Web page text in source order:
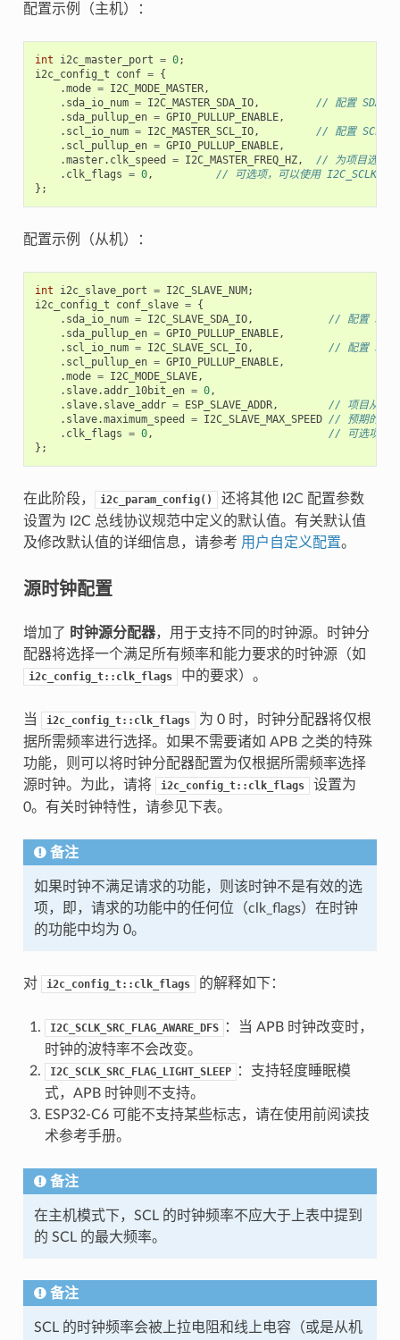
配置示例（主机）：
int i2c_master_port = 0;
i2c_config_t
conf = {
.mode = I2C_MODE_MASTER,
. sda_io_num = I2C_MASTER_SDA_IO,
// 配置 SDA 的
. sda_pullup_en = GPIO_PULLUP_ENABLE,
. scl_io_num = I2C_MASTER_SCL_IO,
// 配置 SCL 的
. scl_pullup_en = GPIO_PULLUP_ENABLE,
.master. clk_speed = I2C_MASTER_FREQ_HZ,
// 为项目选择频
. clk_flags = 0,
// 可选项，可以使用
};
配置示例（从机）：
int i2c_slave_port = I2C_SLAVE_NUM;
i2c_config_t
conf_slave = {
. sda_io_num = I2C_SLAVE_SDA_IO,
// 配置 SDA
. sda_pullup_en = GPIO_PULLUP_ENABLE,
. scl_io_num = I2C_SLAVE_SCL_IO,
// 配置 SCL
. scl_pullup_en = GPIO_PULLUP_ENABLE,
.mode = I2C_MODE_SLAVE,
. slave.addr_10bit_en = 0,
. slave. slave_addr = ESP_SLAVE_ADDR,
// 项目从机
. slave.maximum_speed = I2C_SLAVE_MAX_SPEED // 预期的最大
. clk_flags = 0,
// 可选项，可
};
在此阶段， i2c_param_config()
还将其他 I2C 配置参数
设置为 I2C 总线协议规范中定义的默认值。有关默认值
及修改默认值的详细信息，请参考 用户自定义配置。
源时钟配置
增加了 时钟源分配器，用于支持不同的时钟源。时钟分
配器将选择一个满足所有频率和能力要求的时钟源（如
i2c_config_t::clk_flags 中的要求）。
当 i2c_config_t::clk_flags
为 0 时，时钟分配器将仅根
据所需频率进行选择。如果不需要诸如 APB 之类的特殊
功能，则可以将时钟分配器配置为仅根据所需频率选择
源时钟。为此，请将
i2c_config_t::clk_flags
设置为
0。有关时钟特性，请参见下表。
备注
如果时钟不满足请求的功能，则该时钟不是有效的选
项，即，请求的功能中的任何位（clk_flags）在时钟
的功能中均为 0。
对 i2c_config_t::clk_flags 的解释如下：
I2C_SCLK_SRC_FLAG_AWARE_DFS
：当 APB 时钟改变时，
时钟的波特率不会改变。
I2C_SCLK_SRC_FLAG_LIGHT_SLEEP
：支持轻度睡眠模
式，APB 时钟则不支持。
ESP32-C6 可能不支持某些标志，请在使用前阅读技
术参考手册。
备注
在主机模式下，SCL 的时钟频率不应大于上表中提到
的 SCL 的最大频率。
备注
SCL 的时钟频率会被上拉电阻和线上电容（或是从机